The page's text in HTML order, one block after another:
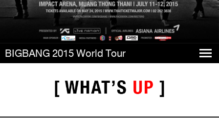
BIGBANG 2015 World Tour